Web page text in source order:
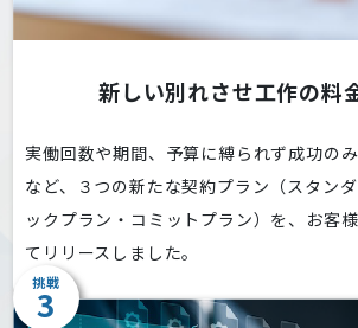
新しい別れさせ工作の料
実働回数や期間、予算に縛られず成功の
など、３つの新たな契約プラン（スタン
ックプラン・コミットプラン）を、お客
てリリースしました。
挑戦
3